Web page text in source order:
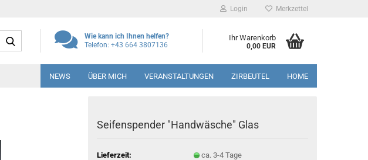
Login Merkzettel
Wie kann ich Ihnen helfen?
Telefon: +43 664 3807136
Ihr Warenkorb
0,00 EUR
NEWS ÜBER MICH VERANSTALTUNGEN ZIRBEUTEL HOME
Seifenspender "Handwäsche" Glas
Lieferzeit: ca. 3-4 Tage